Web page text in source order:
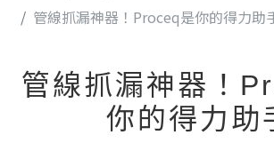
管線抓漏神器！Proceq是你的得力助
管線抓漏神器！
你的得力助